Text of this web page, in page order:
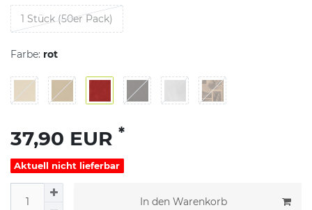
1 Stück (50er Pack)
Farbe: rot
37,90 EUR *
Aktuell nicht lieferbar
In den Warenkorb